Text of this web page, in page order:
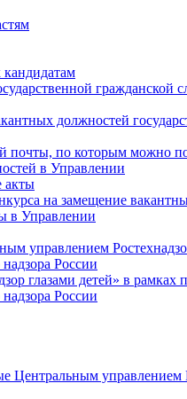
кандидатам
гражданской
должностей
почты, по которым можно
в Управлении
акты
на замещение
в Управлении
управлением
России
глазами детей» в рамках
России
Центральным управлением